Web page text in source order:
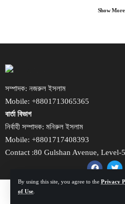
By using this site, you agree to the Privacy
of Use
Show More
সম্পাদক: নজরুল ইসলাম
Mobile: +8801713065365
বার্তা বিভাগ
নির্বাহী সম্পাদক: মনিরুল ইসলাম
Mobile: +8801717408393
Contact :80 Gulshan Avenue, Level-
© NewsNext Bangladesh